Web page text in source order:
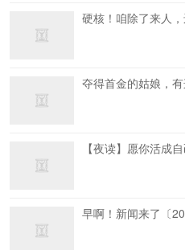
硬核！咱除了来人
夺得首金的姑娘，
【夜读】愿你活成
早啊！新闻来了〔